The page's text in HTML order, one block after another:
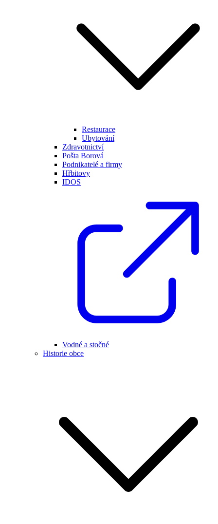
Restaurace
Ubytování
Zdravotnictví
Pošta Borová
Podnikatelé a firmy
Hřbitovy
IDOS
Vodné a stočné
Historie obce